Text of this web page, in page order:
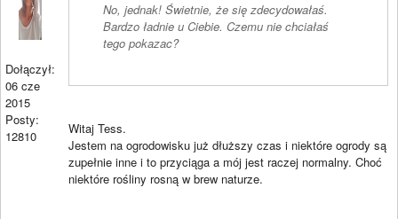
Dołączył:
06 cze
2015
Posty:
12810
No, jednak! Świetnie, że się zdecydowałaś.
Bardzo ładnie u Ciebie. Czemu nie chciałaś
tego pokazac?
Witaj Tess.
Jestem na ogrodowisku już dłuższy czas i niektóre ogrody są
zupełnie inne i to przyciąga a mój jest raczej normalny. Choć
niektóre rośliny rosną w brew naturze.